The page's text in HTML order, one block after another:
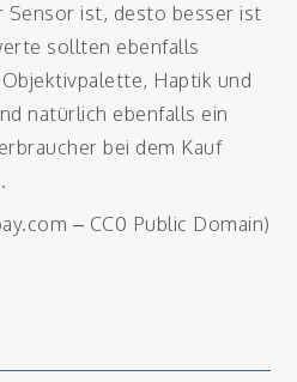
Sensor ist, desto besser ist
sollten ebenfalls
Haptik und
natürlich ebenfalls ein
bei dem Kauf
– CC0 Public Domain)